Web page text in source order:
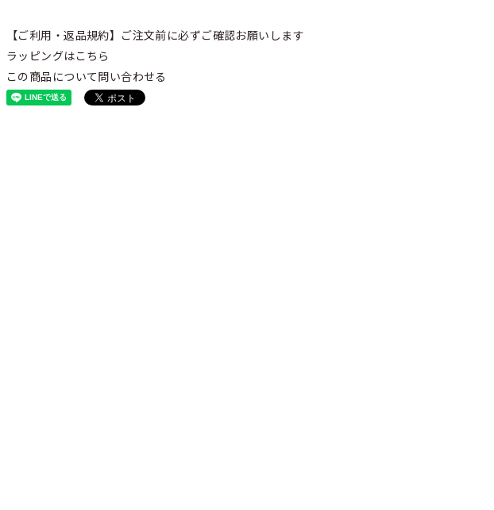
【ご利用・返品規約】ご注文前に必ずご確認お願いします
ラッピングはこちら
この商品について問い合わせる